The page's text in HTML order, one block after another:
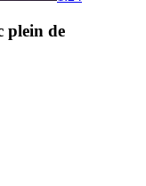
plein de